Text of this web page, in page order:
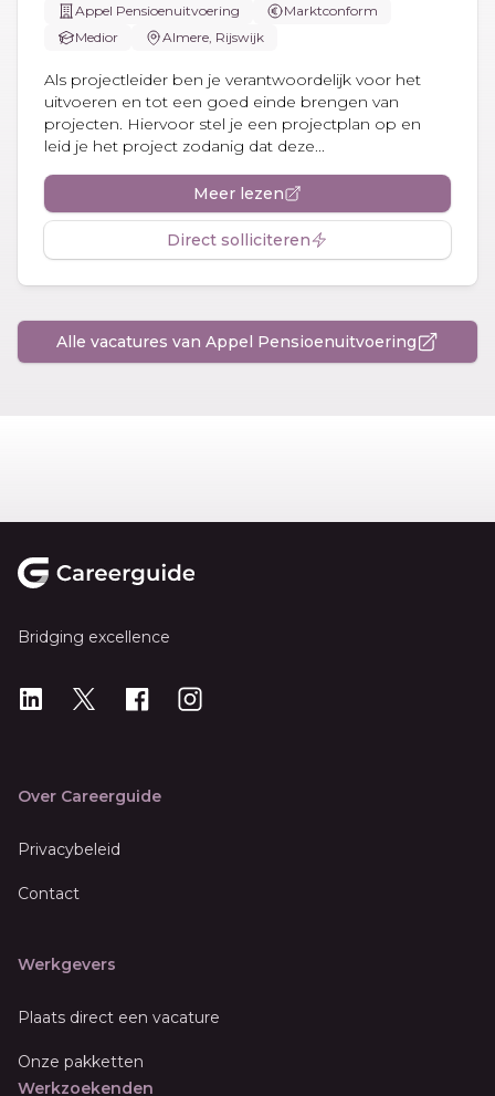
Appel Pensioenuitvoering
Marktconform
Medior
Almere, Rijswijk
Als projectleider ben je verantwoordelijk voor het
uitvoeren en tot een goed einde brengen van
projecten. Hiervoor stel je een projectplan op en
leid je het project zodanig dat deze...
Meer lezen
Direct solliciteren
Alle vacatures van Appel Pensioenuitvoering
Bridging excellence
LinkedIn
X Instagram
Over Careerguide
Privacybeleid
Contact
Werkgevers
Plaats direct een vacature
Onze pakketten
Werkzoekenden